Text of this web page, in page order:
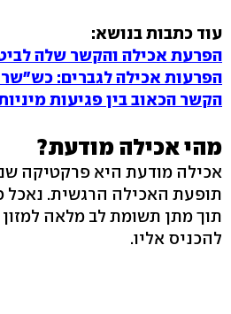
עוד כתבות בנושא:
הפרעת אכילה והקשר שלה
הפרעות אכילה לגברים:
הקשר הכאוב בין פגיעות
מהי אכילה מודעת?
אכילה מודעת היא פרקטיקה
תופעת האכילה הרגשית. נאכל
תוך מתן תשומת לב מלאה למזון
להכניס אליו.